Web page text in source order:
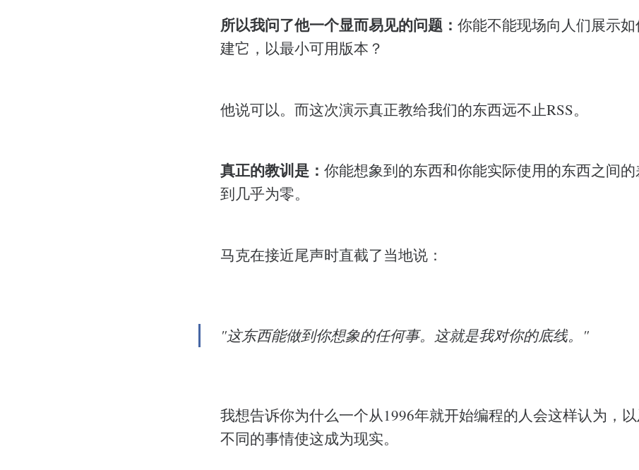
所以我问了他一个显而易见的问题： 你能不能现场向人们展示
建它，以最小可用版本？
他说可以。而这次演示真正教给我们的东西远不止RSS。
真正的教训是： 你能想象到的东西和你能实际使用的东西之间
到几乎为零。
马克在接近尾声时直截了当地说：
"这东西能做到你想象的任何事。这就是我对你的底线。"
我想告诉你为什么一个从1996年就开始编程的人会这样认为，
不同的事情使这成为现实。